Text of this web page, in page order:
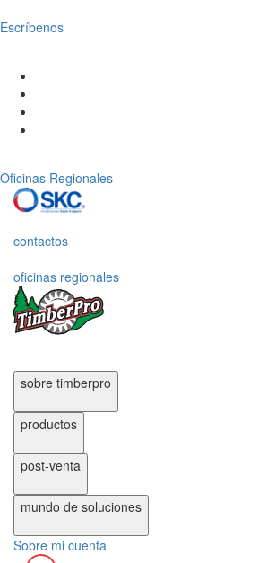
Escríbenos
Oficinas Regionales
contactos
oficinas regionales
sobre timberpro
productos
post-venta
mundo de soluciones
Sobre mi cuenta